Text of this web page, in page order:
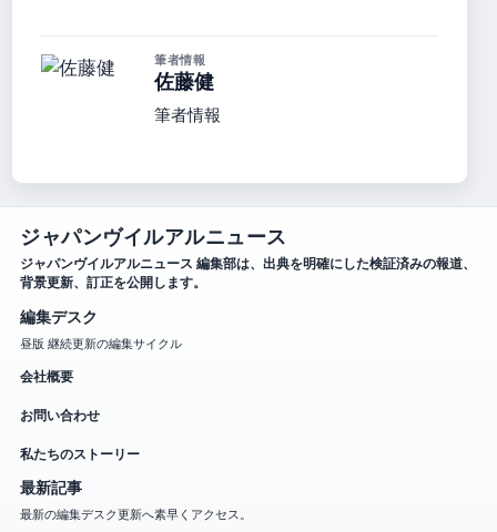
筆者情報
佐藤健
筆者情報
ジャパンヴイルアルニュース
ジャパンヴイルアルニュース 編集部は、出典を明確にした検証済みの報道、
背景更新、訂正を公開します。
編集デスク
昼版 継続更新の編集サイクル
会社概要
お問い合わせ
私たちのストーリー
最新記事
最新の編集デスク更新へ素早くアクセス。